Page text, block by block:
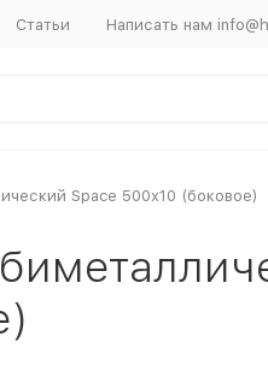
Статьи Написать нам
Space 500x10 (боковое)